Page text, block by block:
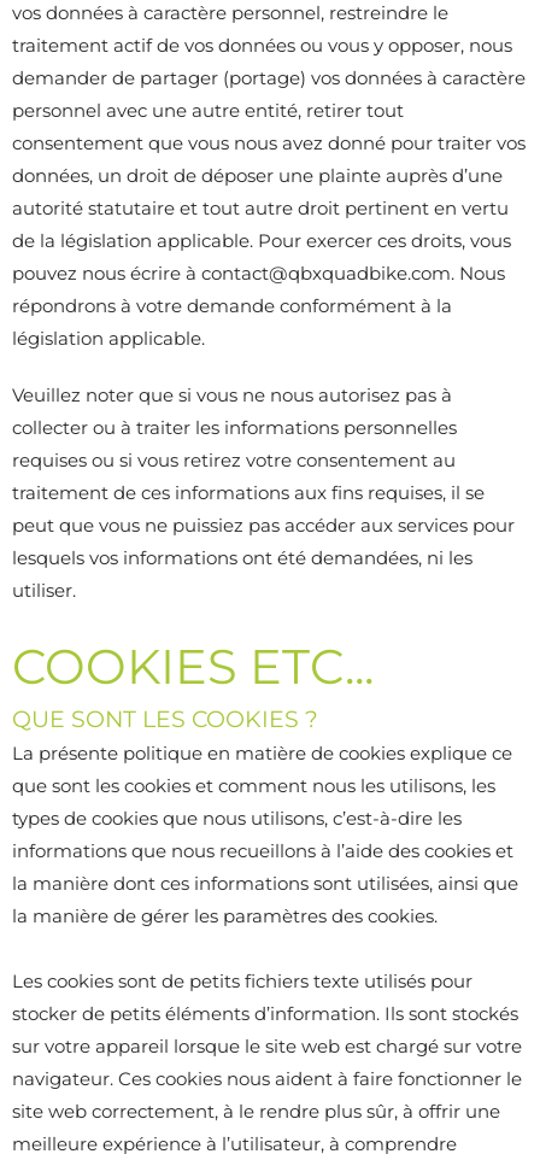
vos données à caractère personnel, restreindre le
traitement actif de vos données ou vous y opposer, nous
demander de partager (portage) vos données à caractère
personnel avec une autre entité, retirer tout
consentement que vous nous avez donné pour traiter vos
données, un droit de déposer une plainte auprès d’une
autorité statutaire et tout autre droit pertinent en vertu
de la législation applicable. Pour exercer ces droits, vous
pouvez nous écrire à contact@qbxquadbike.com. Nous
répondrons à votre demande conformément à la
législation applicable.
Veuillez noter que si vous ne nous autorisez pas à
collecter ou à traiter les informations personnelles
requises ou si vous retirez votre consentement au
traitement de ces informations aux fins requises, il se
peut que vous ne puissiez pas accéder aux services pour
lesquels vos informations ont été demandées, ni les
utiliser.
COOKIES ETC...
QUE SONT LES COOKIES ?
La présente politique en matière de cookies explique ce
que sont les cookies et comment nous les utilisons, les
types de cookies que nous utilisons, c’est-à-dire les
informations que nous recueillons à l’aide des cookies et
la manière dont ces informations sont utilisées, ainsi que
la manière de gérer les paramètres des cookies.
Les cookies sont de petits fichiers texte utilisés pour
stocker de petits éléments d’information. Ils sont stockés
sur votre appareil lorsque le site web est chargé sur votre
navigateur. Ces cookies nous aident à faire fonctionner le
site web correctement, à le rendre plus sûr, à offrir une
meilleure expérience à l’utilisateur, à comprendre